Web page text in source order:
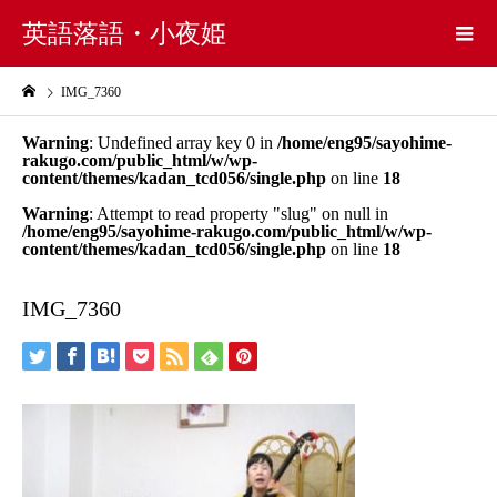
英語落語・小夜姫
IMG_7360
Warning: Undefined array key 0 in /home/eng95/sayohime-
rakugo.com/public_html/w/wp-
content/themes/kadan_tcd056/single.php on line 18
Warning: Attempt to read property "slug" on null in
/home/eng95/sayohime-rakugo.com/public_html/w/wp-
content/themes/kadan_tcd056/single.php on line 18
IMG_7360